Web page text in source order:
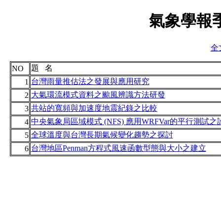
氣象學報
全
NO
題 名
1 台灣雨量推估法之發展與應用研究
2 大氣環流模式資料之颱風辨識方法研發
3 共站的寬頻與加速度地震紀錄之比較
4 中央氣象局區域模式 (NFS) 應用WRFVar的平行測試之
5 全球溫度與台灣長期氣候變化趨勢之探討
6 台灣地區Penman方程式風速函數型態與大小之建立